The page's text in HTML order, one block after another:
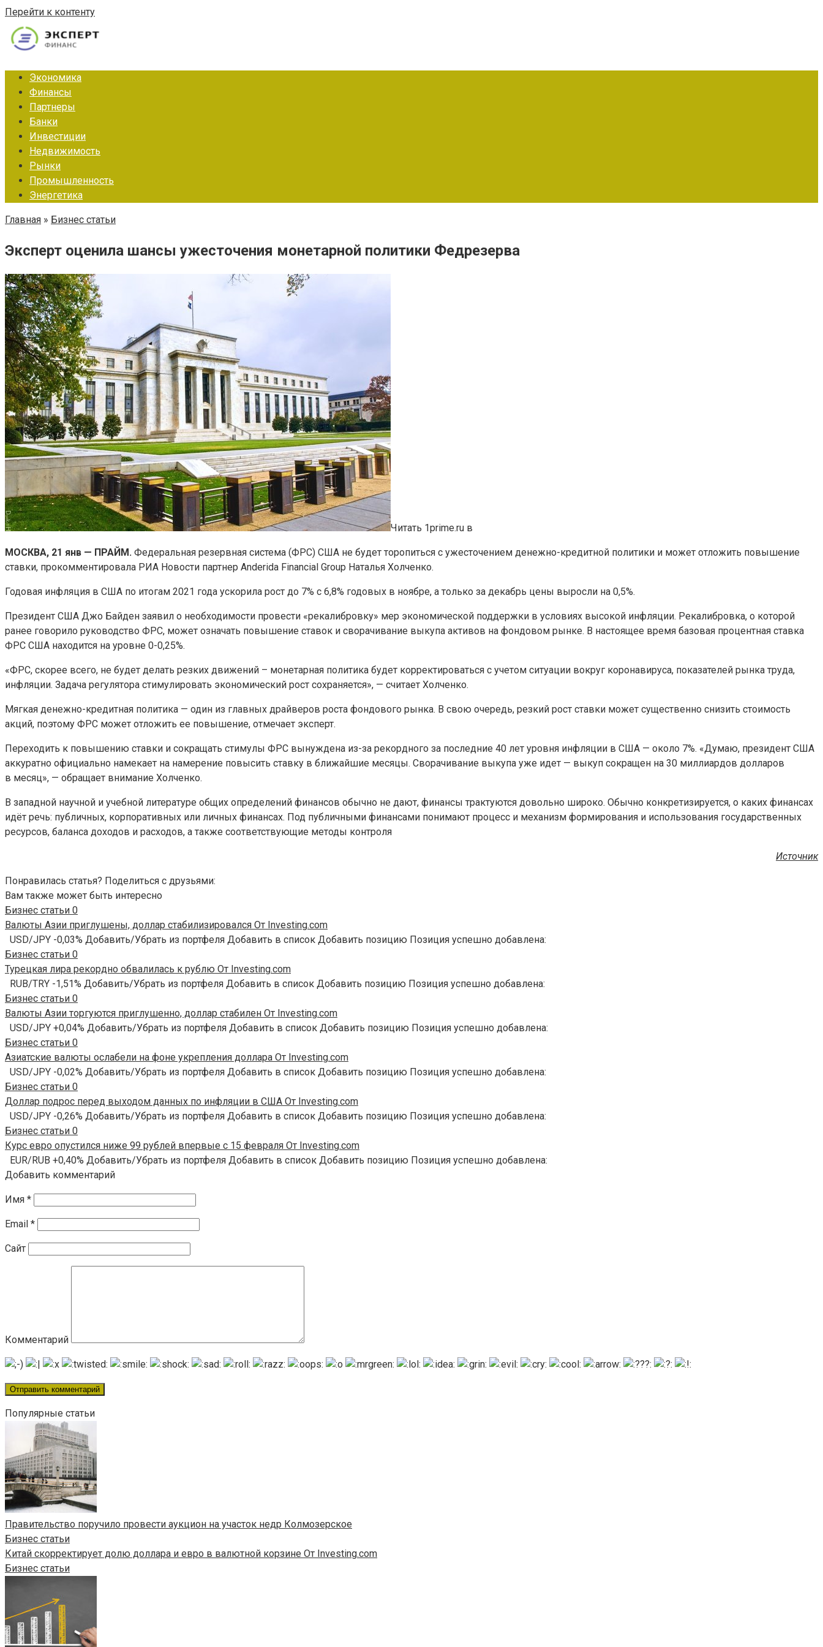
Перейти к контенту
Экономика
Финансы
Партнеры
Банки
Инвестиции
Недвижимость
Рынки
Промышленность
Энергетика
Главная » Бизнес статьи
Эксперт оценила шансы ужесточения монетарной политики Федрезерва
Читать 1prime.ru в
МОСКВА, 21 янв — ПРАЙМ. Федеральная резервная система (ФРС) США не будет торопиться с ужесточением денежно-кредитной политики и может отложить повышение
ставки, прокомментировала РИА Новости партнер Anderida Financial Group Наталья Холченко.
Годовая инфляция в США по итогам 2021 года ускорила рост до 7% с 6,8% годовых в ноябре, а только за декабрь цены выросли на 0,5%.
Президент США Джо Байден заявил о необходимости провести «рекалибровку» мер экономической поддержки в условиях высокой инфляции. Рекалибровка, о которой
ранее говорило руководство ФРС, может означать повышение ставок и сворачивание выкупа активов на фондовом рынке. В настоящее время базовая процентная ставка
ФРС США находится на уровне 0-0,25%.
«ФРС, скорее всего, не будет делать резких движений – монетарная политика будет корректироваться с учетом ситуации вокруг коронавируса, показателей рынка труда,
инфляции. Задача регулятора стимулировать экономический рост сохраняется», — считает Холченко.
Мягкая денежно-кредитная политика — один из главных драйверов роста фондового рынка. В свою очередь, резкий рост ставки может существенно снизить стоимость
акций, поэтому ФРС может отложить ее повышение, отмечает эксперт.
Переходить к повышению ставки и сокращать стимулы ФРС вынуждена из-за рекордного за последние 40 лет уровня инфляции в США — около 7%. «Думаю, президент США
аккуратно официально намекает на намерение повысить ставку в ближайшие месяцы. Сворачивание выкупа уже идет — выкуп сокращен на 30 миллиардов долларов
в месяц», — обращает внимание Холченко.
В западной научной и учебной литературе общих определений финансов обычно не дают, финансы трактуются довольно широко. Обычно конкретизируется, о каких финансах
идёт речь: публичных, корпоративных или личных финансах. Под публичными финансами понимают процесс и механизм формирования и использования государственных
ресурсов, баланса доходов и расходов, а также соответствующие методы контроля
Источник
Понравилась статья? Поделиться с друзьями:
Вам также может быть интересно
Бизнес статьи 0
Валюты Азии приглушены, доллар стабилизировался От Investing.com
USD/JPY -0,03% Добавить/Убрать из портфеля Добавить в список Добавить позицию Позиция успешно добавлена:
Бизнес статьи 0
Турецкая лира рекордно обвалилась к рублю От Investing.com
RUB/TRY -1,51% Добавить/Убрать из портфеля Добавить в список Добавить позицию Позиция успешно добавлена:
Бизнес статьи 0
Валюты Азии торгуются приглушенно, доллар стабилен От Investing.com
USD/JPY +0,04% Добавить/Убрать из портфеля Добавить в список Добавить позицию Позиция успешно добавлена:
Бизнес статьи 0
Азиатские валюты ослабели на фоне укрепления доллара От Investing.com
USD/JPY -0,02% Добавить/Убрать из портфеля Добавить в список Добавить позицию Позиция успешно добавлена:
Бизнес статьи 0
Доллар подрос перед выходом данных по инфляции в США От Investing.com
USD/JPY -0,26% Добавить/Убрать из портфеля Добавить в список Добавить позицию Позиция успешно добавлена:
Бизнес статьи 0
Курс евро опустился ниже 99 рублей впервые с 15 февраля От Investing.com
EUR/RUB +0,40% Добавить/Убрать из портфеля Добавить в список Добавить позицию Позиция успешно добавлена:
Добавить комментарий
Имя *
Email *
Сайт
Комментарий
Популярные статьи
Правительство поручило провести аукцион на участок недр Колмозерское
Бизнес статьи
Китай скорректирует долю доллара и евро в валютной корзине От Investing.com
Бизнес статьи